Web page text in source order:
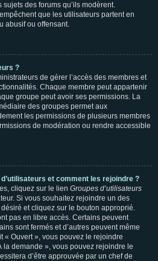
des forums qu’ils modèrent.
que les utilisateurs partent en
abusif ou offensant.
?
de gérer l’accès des membres et
Chaque membre peut appartenir
groupe peut avoir ses permissions. La
des groupes permet aux
les permissions de plusieurs membres
de modération ou rendre accessible
et comment les rejoindre ?
cliquez sur le lien Groupes d’utilisateurs
Si vous souhaitez rejoindre un des
et cliquez sur le bouton approprié.
pas en libre accès. Certains peuvent
sont fermés et d’autres peuvent même
« Ouvert », vous pouvez le rejoindre
la demande », vous pouvez rejoindre le
d’être approuvée par un chef de